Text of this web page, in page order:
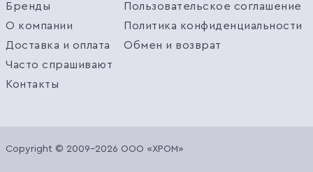
Бренды
О компании
Доставка и оплата
Часто спрашивают
Контакты
Пользовательское соглашение
Политика конфиденциальности
Обмен и возврат
Copyright © 2009-2026 ООО «ХРОМ»